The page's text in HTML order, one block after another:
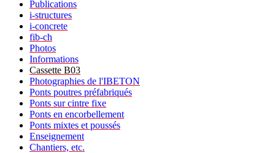
Publications
i-structures
i-concrete
fib-ch
Photos
Informations
Cassette B03
Photographies de l'IBETON
Ponts poutres préfabriqués
Ponts sur cintre fixe
Ponts en encorbellement
Ponts mixtes et poussés
Enseignement
Chantiers, etc.